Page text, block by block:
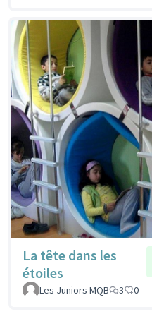
La tête dans les
étoiles
Les Juniors MQB
3 0